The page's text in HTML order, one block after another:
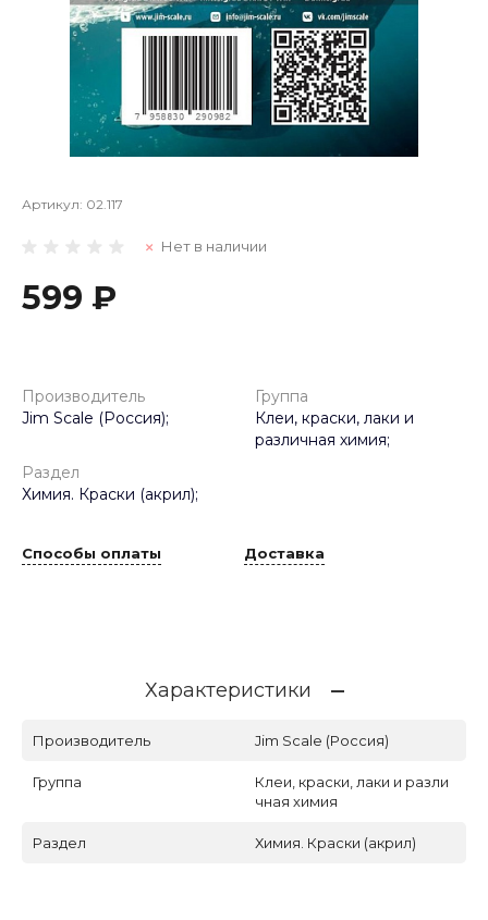
Артикул: 02.117
Нет в наличии
599 ₽
Производитель
Jim Scale (Россия);
Группа
Клеи, краски, лаки и
различная химия;
Раздел
Химия. Краски (акрил);
Способы оплаты Доставка
Характеристики
Производитель Jim Scale (Россия)
Группа
Клеи, краски, лаки и разли
чная химия
Раздел Химия. Краски (акрил)